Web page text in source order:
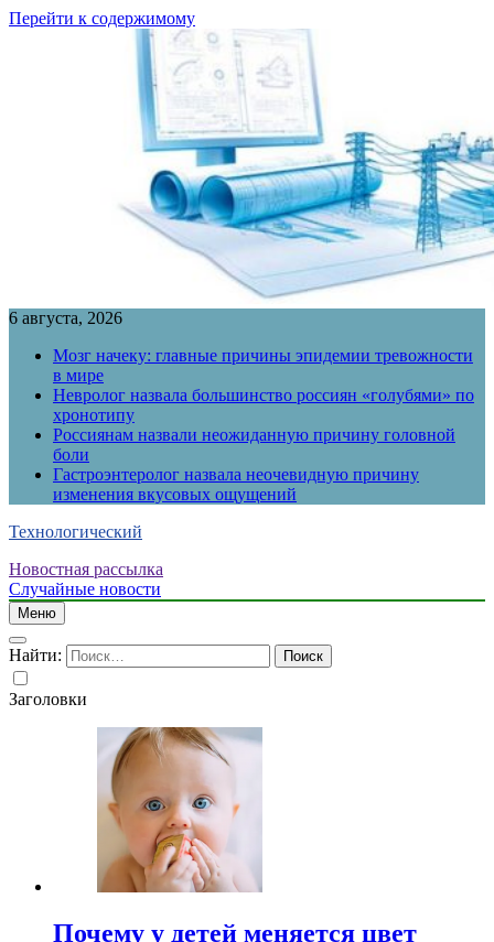
Перейти к содержимому
6 августа, 2026
Мозг начеку: главные причины эпидемии тревожности
в мире
Невролог назвала большинство россиян «голубями» по
хронотипу
Россиянам назвали неожиданную причину головной
боли
Гастроэнтеролог назвала неочевидную причину
изменения вкусовых ощущений
Технологический
Новостная рассылка
Случайные новости
Меню
Найти:
Заголовки
Почему у детей меняется цвет